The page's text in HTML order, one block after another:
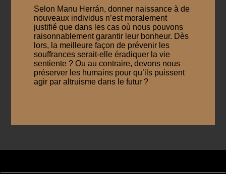
Selon Manu Herrán, donner naissance à de
nouveaux individus n’est moralement
justifié que dans les cas où nous pouvons
raisonnablement garantir leur bonheur. Dès
lors, la meilleure façon de prévenir les
souffrances serait-elle éradiquer la vie
sentiente ? Ou au contraire, devons nous
préserver les humains pour qu’ils puissent
agir par altruisme dans le futur ?